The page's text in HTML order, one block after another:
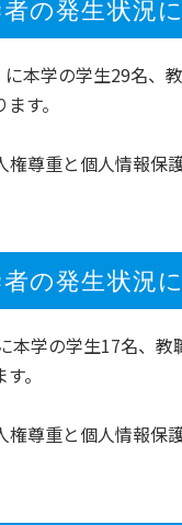
の発生状況
本学の学生29名、
す。
尊重と個人情報保
の発生状況
本学の学生17名、
。
尊重と個人情報保